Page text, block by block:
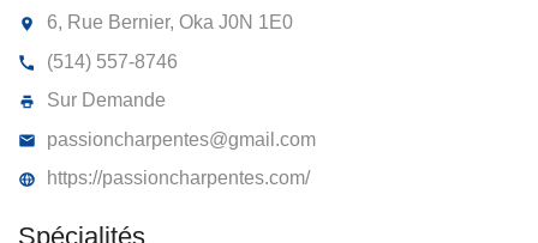
PASSION CHARPENTES INC